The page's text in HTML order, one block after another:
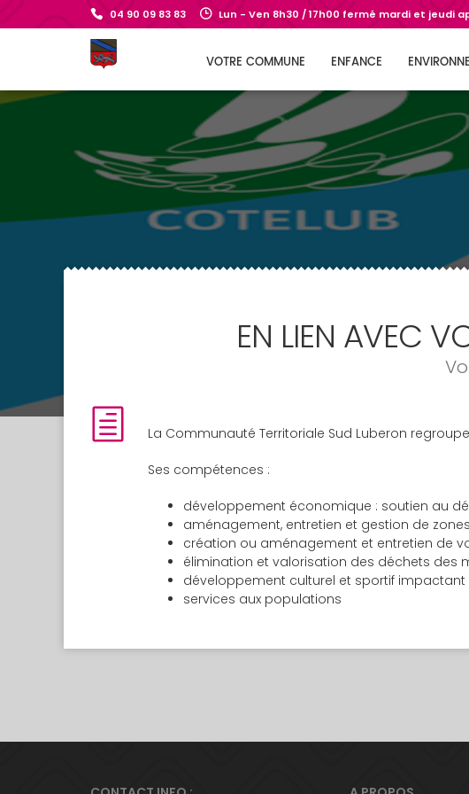
04 90 09 83 83 Lun - Ven 8h30 / 17h00 fermé mardi et jeudi
VOTRE COMMUNE ENFANCE
EN LIEN AVEC
La Communauté Territoriale Sud Luberon
Ses compétences :
développement économique : soutien au
aménagement, entretien et gestion de
création ou aménagement et entretien de
élimination et valorisation des déchets des
développement culturel et sportif impactant
services aux populations